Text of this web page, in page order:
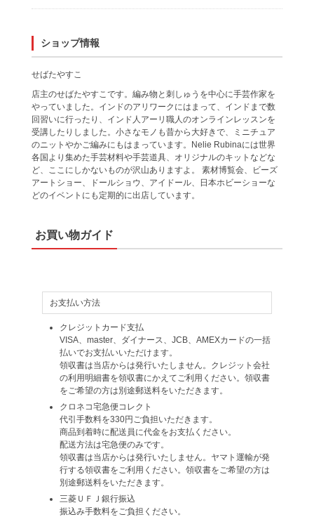
ショップ情報
せばたやすこ
店主のせばたやすこです。編み物と刺しゅうを中心に手芸作家を
やっていました。インドのアリワークにはまって、インドまで数
回習いに行ったり、インド人アーリ職人のオンラインレッスンを
受講したりしました。小さなモノも昔から大好きで、ミニチュア
のニットやかご編みにもはまっています。Nelie Rubinaには世界
各国より集めた手芸材料や手芸道具、オリジナルのキットなどな
ど、ここにしかないものが沢山ありますよ。 素材博覧会、ビーズ
アートショー、ドールショウ、アイドール、日本ホビーショーな
どのイベントにも定期的に出店しています。
お買い物ガイド
お支払い方法
クレジットカード支払
VISA、master、ダイナース、JCB、AMEXカードの一括
払いでお支払いいただけます。
領収書は当店からは発行いたしません。クレジット会社
の利用明細書を領収書にかえてご利用ください。領収書
をご希望の方は別途郵送料をいただきます。
クロネコ宅急便コレクト
代引手数料を330円ご負担いただきます。
商品到着時に配送員に代金をお支払ください。
配送方法は宅急便のみです。
領収書は当店からは発行いたしません。ヤマト運輸が発
行する領収書をご利用ください。領収書をご希望の方は
別途郵送料をいただきます。
三菱ＵＦＪ銀行振込
振込み手数料をご負担ください。